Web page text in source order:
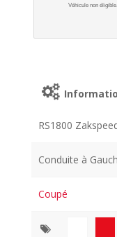
Véhicule non éligible.
RS1800
Conduite à
Coupé